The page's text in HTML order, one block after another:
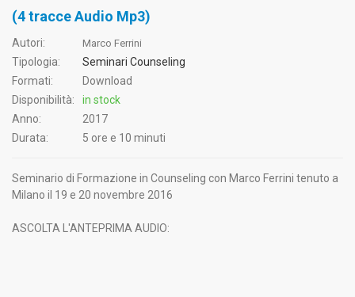
(4 tracce Audio Mp3)
Autori: Marco Ferrini
Tipologia:
Seminari Counseling
Formati:
Download
Disponibilità:
in stock
Anno:
2017
Durata:
5 ore e 10 minuti
Seminario di Formazione in Counseling con Marco Ferrini tenuto a
Milano il 19 e 20 novembre 2016
ASCOLTA L'ANTEPRIMA AUDIO: